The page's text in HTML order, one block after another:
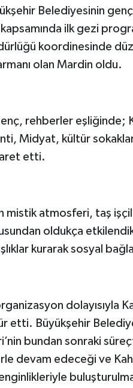
Belediyesinin
ilk gezi
koordinesinde
olan Mardin oldu.
rehberler eşliğinde;
Midyat, kültür
etti.
mistik atmosferi, taş
oldukça
kurarak sosyal
dolayısıyla
etti. Büyükşehir
bundan sonraki
devam edeceği ve